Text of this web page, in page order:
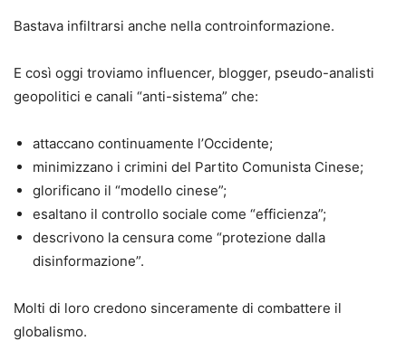
Bastava infiltrarsi anche nella controinformazione.
E così oggi troviamo influencer, blogger, pseudo-analisti
geopolitici e canali “anti-sistema” che:
attaccano continuamente l’Occidente;
minimizzano i crimini del Partito Comunista Cinese;
glorificano il “modello cinese”;
esaltano il controllo sociale come “efficienza”;
descrivono la censura come “protezione dalla
disinformazione”.
Molti di loro credono sinceramente di combattere il
globalismo.